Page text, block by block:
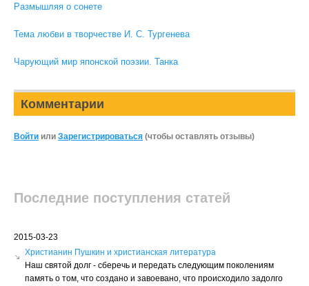
Размышляя о сонете
Тема любви в творчестве И. С. Тургенева
Чарующий мир японской поэзии. Танка
Комментарии
Войти или Зарегистрироваться (чтобы оставлять отзывы)
Последние поступления статей
2015-03-23
Христианин Пушкин и христианская литература
Наш святой долг - сберечь и передать следующим поколениям
память о том, что создано и завоевано, что происходило задолго